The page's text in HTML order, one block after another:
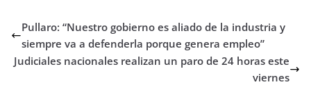
Pullaro: “Nuestro gobierno es aliado de la industria y
siempre va a defenderla porque genera empleo”
Judiciales nacionales realizan un paro de 24 horas este
viernes